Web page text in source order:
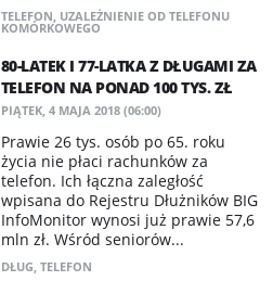
TELEFON UZALEŻNIENIE OD TELEFONU
KOMÓRKOWEGO
80-LATEK I 77-LATKA Z DŁUGAMI ZA
TELEFON NA PONAD 100 TYS. ZŁ
PIĄTEK, 4 MAJA 2018 (06:00)
Prawie 26 tys. osób po 65. roku
życia nie płaci rachunków za
telefon. Ich łączna zaległość
wpisana do Rejestru Dłużników BIG
InfoMonitor wynosi już prawie 57,6
mln zł. Wśród seniorów...
DŁUG TELEFON